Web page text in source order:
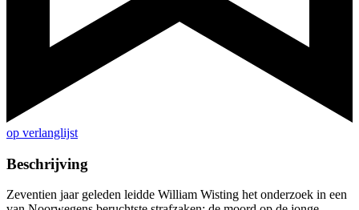
op verlanglijst
Beschrijving
Zeventien jaar geleden leidde William Wisting het onderzoek in een